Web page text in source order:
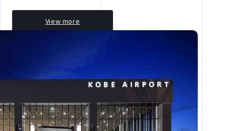
View more